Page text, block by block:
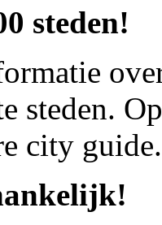
steden!
steden.
city guide.